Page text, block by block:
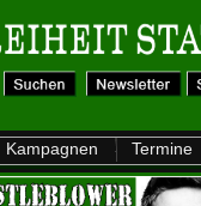
Kampagnen Termine